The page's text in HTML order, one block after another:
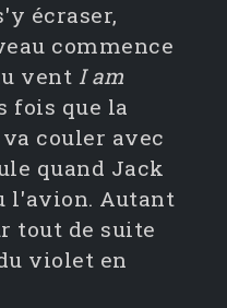
écraser,
commence
vent I am
fois que la
couler avec
quand Jack
l'avion. Autant
tout de suite
violet en